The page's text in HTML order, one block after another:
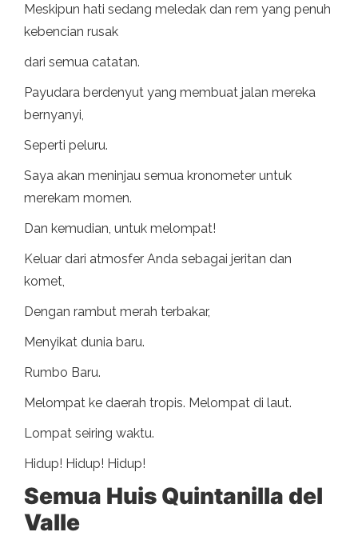
Meskipun hati sedang meledak dan rem yang penuh
kebencian rusak
dari semua catatan.
Payudara berdenyut yang membuat jalan mereka
bernyanyi,
Seperti peluru.
Saya akan meninjau semua kronometer untuk
merekam momen.
Dan kemudian, untuk melompat!
Keluar dari atmosfer Anda sebagai jeritan dan
komet,
Dengan rambut merah terbakar,
Menyikat dunia baru.
Rumbo Baru.
Melompat ke daerah tropis. Melompat di laut.
Lompat seiring waktu.
Hidup! Hidup! Hidup!
Semua Huis Quintanilla del
Valle